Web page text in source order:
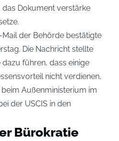
Dokument verstärke
Mail der Behörde bestätigte
Die Nachricht stellte
dazu führen, dass einige
nicht verdienen,
Außenministerium im
der USCIS in den
Bürokratie